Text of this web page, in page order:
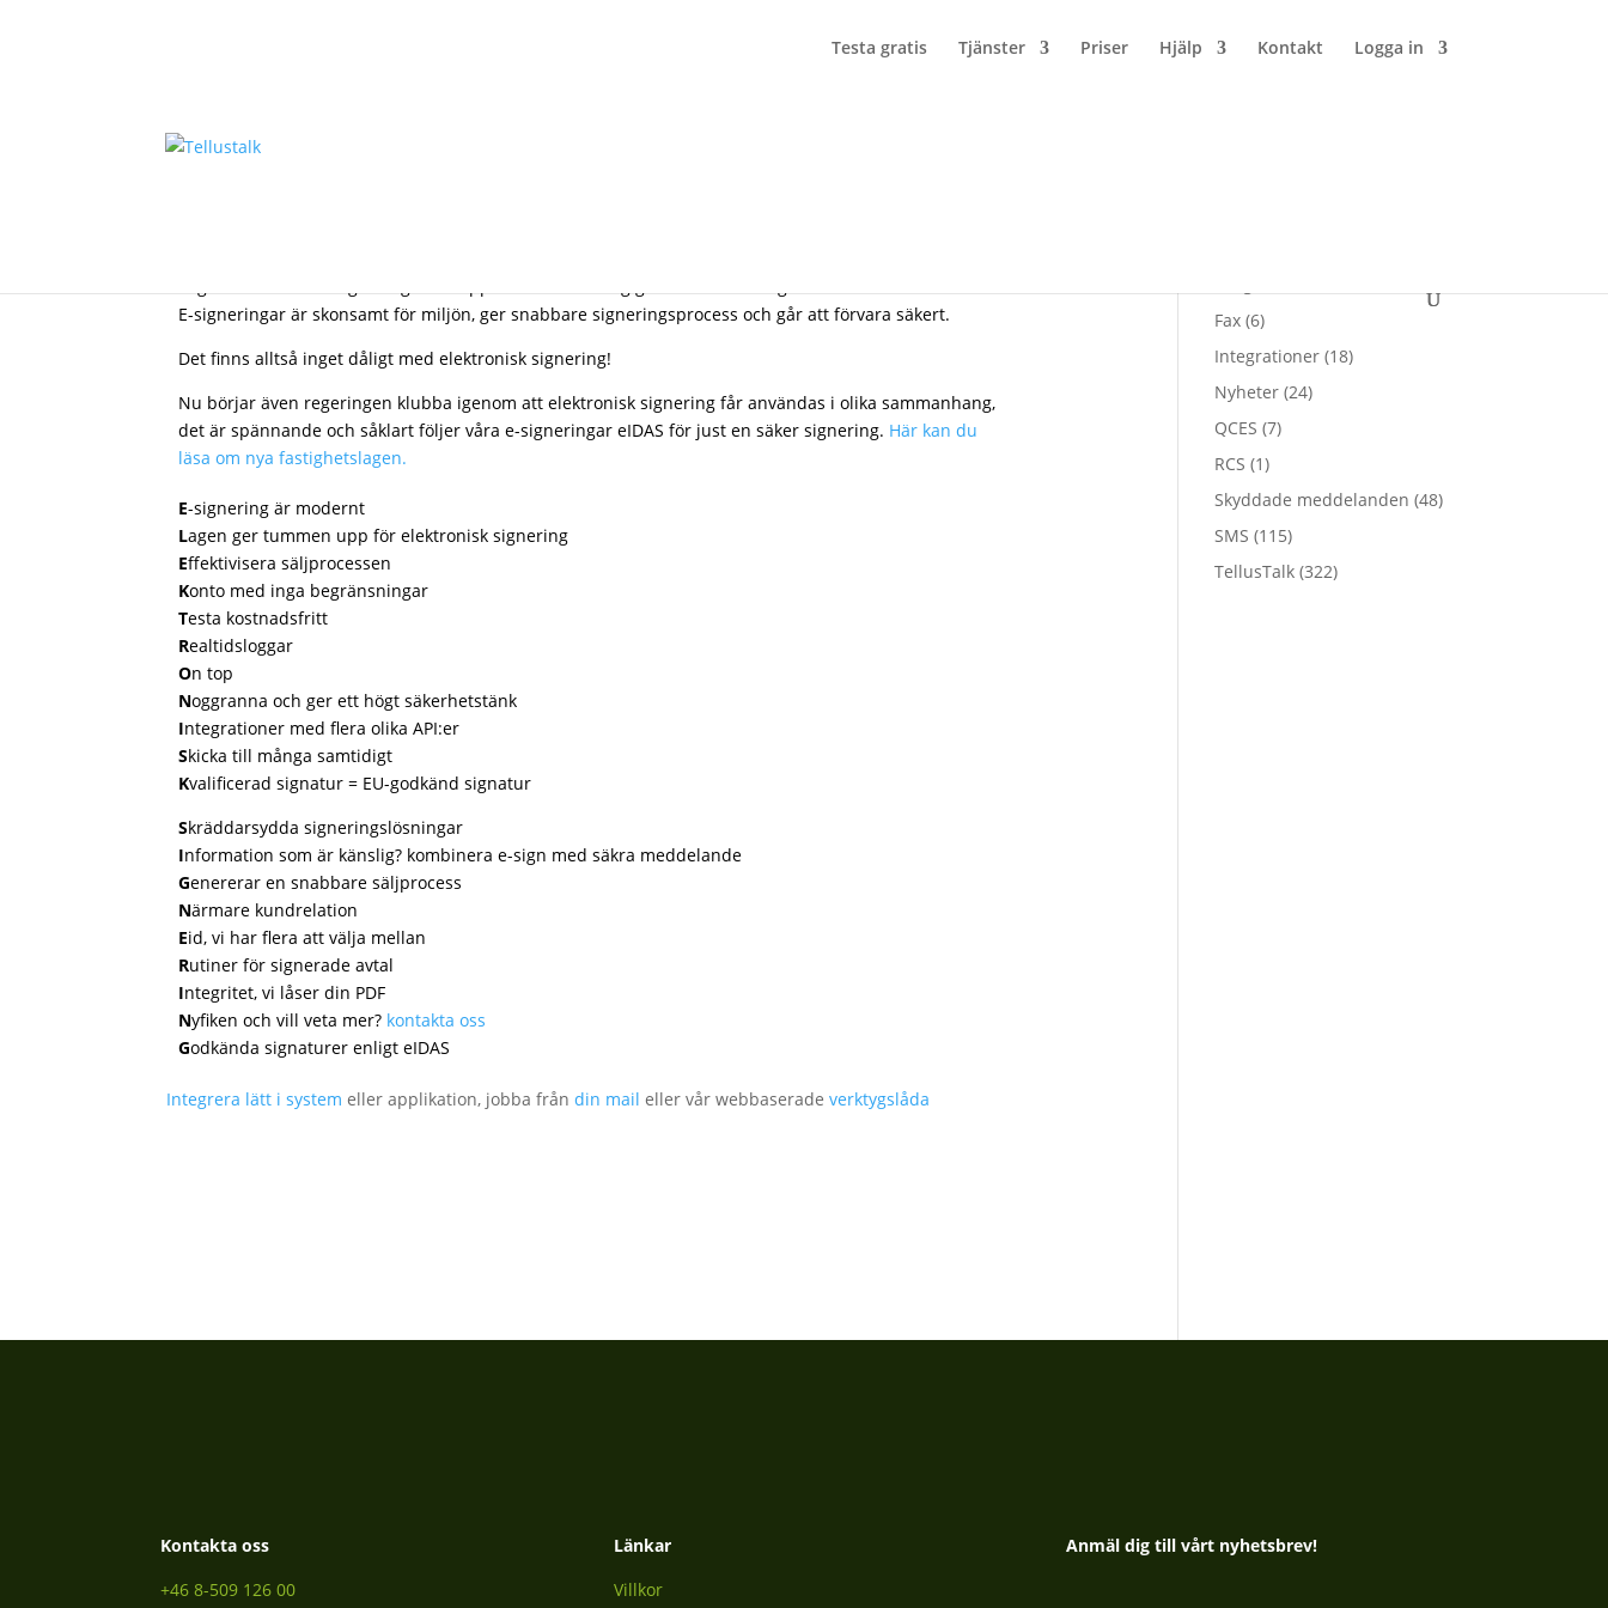
Testa gratis Tjänster Priser Hjälp Kontakt Logga in
E-signeringar är skonsamt för miljön, ger snabbare signeringsprocess och går att förvara säkert.
Det finns alltså inget dåligt med elektronisk signering!
Nu börjar även regeringen klubba igenom att elektronisk signering får användas i olika sammanhang,
det är spännande och såklart följer våra e-signeringar eIDAS för just en säker signering. Här kan du
läsa om nya fastighetslagen.
E-signering är modernt
Lagen ger tummen upp för elektronisk signering
Effektivisera säljprocessen
Konto med inga begränsningar
Testa kostnadsfritt
Realtidsloggar
On top
Noggranna och ger ett högt säkerhetstänk
Integrationer med flera olika API:er
Skicka till många samtidigt
Kvalificerad signatur = EU-godkänd signatur
Skräddarsydda signeringslösningar
Information som är känslig? kombinera e-sign med säkra meddelande
Genererar en snabbare säljprocess
Närmare kundrelation
Eid, vi har flera att välja mellan
Rutiner för signerade avtal
Integritet, vi låser din PDF
Nyfiken och vill veta mer? kontakta oss
Godkända signaturer enligt eIDAS
Integrera lätt i system eller applikation, jobba fråndin mail eller vår webbaseradeverktygslåda
Fax (6)
Integrationer (18)
Nyheter (24)
QCES (7)
RCS (1)
Skyddade meddelanden (48)
SMS (115)
TellusTalk (322)
Kontakta oss
+46 8-509 126 00
Länkar
Villkor
Anmäl dig till vårt nyhetsbrev!